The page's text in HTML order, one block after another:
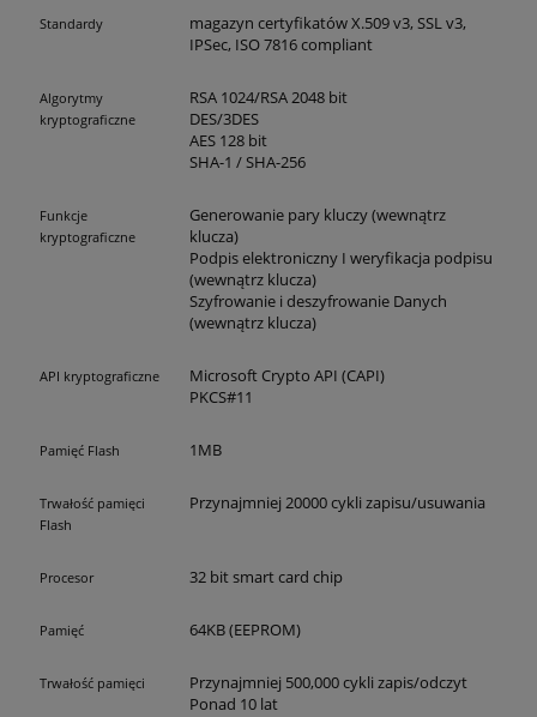
Standardy
magazyn certyfikatów X.509 v3, SSL v3,
IPSec, ISO 7816 compliant
Algorytmy
kryptograficzne
RSA 1024/RSA 2048 bit
DES/3DES
AES 128 bit
SHA-1 / SHA-256
Funkcje
kryptograficzne
Generowanie pary kluczy (wewnątrz
klucza)
Podpis elektroniczny I weryfikacja podpisu
(wewnątrz klucza)
Szyfrowanie i deszyfrowanie Danych
(wewnątrz klucza)
API kryptograficzne
Microsoft Crypto API (CAPI)
PKCS#11
Pamięć Flash 1MB
Trwałość pamięci
Flash
Przynajmniej 20000 cykli zapisu/usuwania
Procesor 32 bit smart card chip
Pamięć 64KB (EEPROM)
Trwałość pamięci
Przynajmniej 500,000 cykli zapis/odczyt
Ponad 10 lat